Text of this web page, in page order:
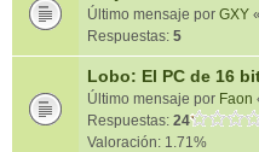
Último mensaje por GXY «
Respuestas: 5
Lobo: El PC de 16
Último mensaje por Faon
Respuestas: 24
Valoración: 1.71%